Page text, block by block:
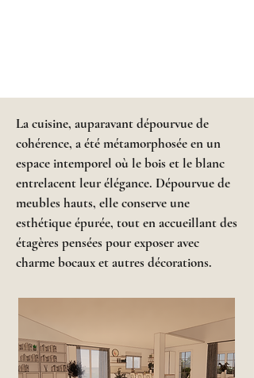
La cuisine, auparavant dépourvue de
cohérence, a été métamorphosée en un
espace intemporel où le bois et le blanc
entrelacent leur élégance. Dépourvue de
meubles hauts, elle conserve une
esthétique épurée, tout en accueillant des
étagères pensées pour exposer avec
charme bocaux et autres décorations.